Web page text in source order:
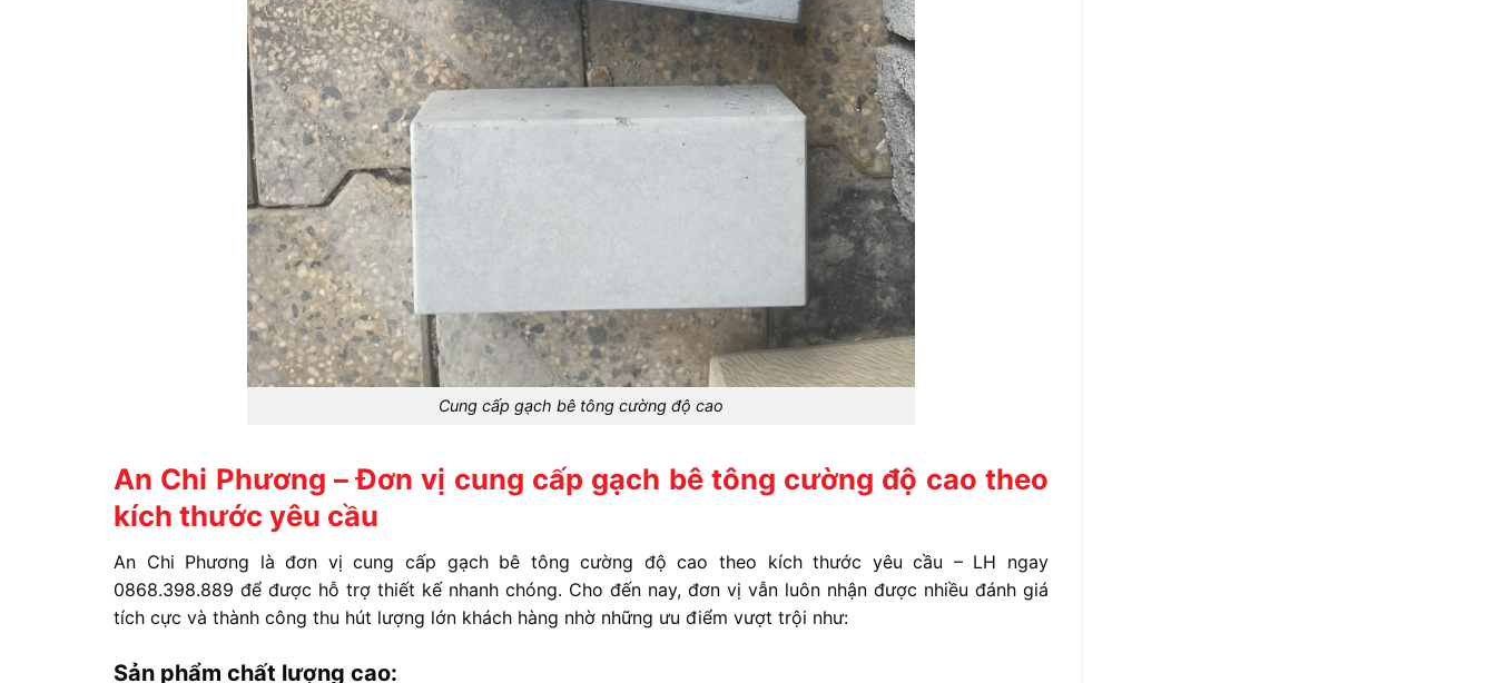
Cung cấp gạch bê tông cường độ cao
An Chi Phương – Đơn vị cung cấp gạch bê tông cường độ cao theo
kích thước yêu cầu
An Chi Phương là đơn vị cung cấp gạch bê tông cường độ cao theo kích thước yêu cầu – LH ngay
0868.398.889 để được hỗ trợ thiết kế nhanh chóng. Cho đến nay, đơn vị vẫn luôn nhận được nhiều đánh giá
tích cực và thành công thu hút lượng lớn khách hàng nhờ những ưu điểm vượt trội như:
Sản phẩm chất lượng cao: